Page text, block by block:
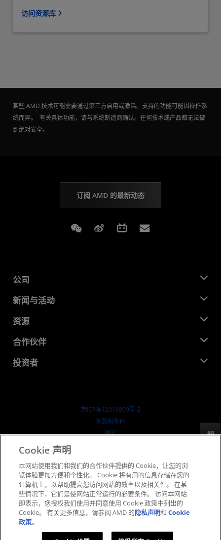
访问资源库
某些 AMD 技术可能需要通过第三方启用或激活。支持的功能可能因操作系
统而异。 有关具体功能，请与系统制造商确认。任何技术或产品都无法做
到绝对安全。
订阅 AMD 的最新动态
Weixin Weibo Bilibili
公司
关于 AMD
企业责任
就业机会
联系我们
新闻与活动
新闻中心
媒体库
资源
开发中心
成功案例
合作伙伴
AMD 合作伙伴中心
投资者
SEC 报告
京ICP备12018899号-2
​条款和条件
隐私
公开公平竞争
英国税收策略
Cookie 政策
Cookie 设置
反馈
Cookie 声明
本网站使用我们和我们的合作伙伴提供的 Cookie，让您的浏
览体验更加方便和个性化。 Cookie 将有用的信息存储在您的
计算机上，以帮助提高您访问网站的效率以及相关性。 在某
些情况下，它们是使网站正常运行的必要条件。 访问本网站
即表示，您授权我们使用并同意使用 Cookie 政策中列出的
Cookie。 有关更多信息，请参阅 AMD 的隐私声明和Cookie
政策。